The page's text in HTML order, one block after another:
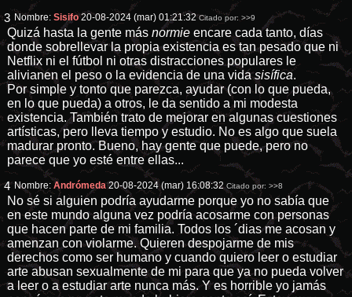
3 Nombre:Sisifo 20-08-2024 (mar) 01:21:32 Citado por:>>9
Quizá hasta la gente más normie encare cada tanto, días
donde sobrellevar la propia existencia es tan pesado que ni
Netflix ni el fútbol ni otras distracciones populares le
alivianen el peso o la evidencia de una vidasisífica.
Por simple y tonto que parezca, ayudar (con lo que pueda,
en lo que pueda) a otros, le da sentido a mi modesta
existencia. También trato de mejorar en algunas cuestiones
artísticas, pero lleva tiempo y estudio. No es algo que suela
madurar pronto. Bueno, hay gente que puede, pero no
parece que yo esté entre ellas...
4 Nombre:Andrómeda 20-08-2024 (mar) 16:08:32 Citado por:>>8
No sé si alguien podría ayudarme porque yo no sabía que
en este mundo alguna vez podría acosarme con personas
que hacen parte de mi familia. Todos los ´dias me acosan y
amenzan con violarme. Quieren despojarme de mis
derechos como ser humano y cuando quiero leer o estudiar
arte abusan sexualmente de mi para que ya no pueda volver
a leer o a estudiar arte nunca más. Y es horrible yo jamás